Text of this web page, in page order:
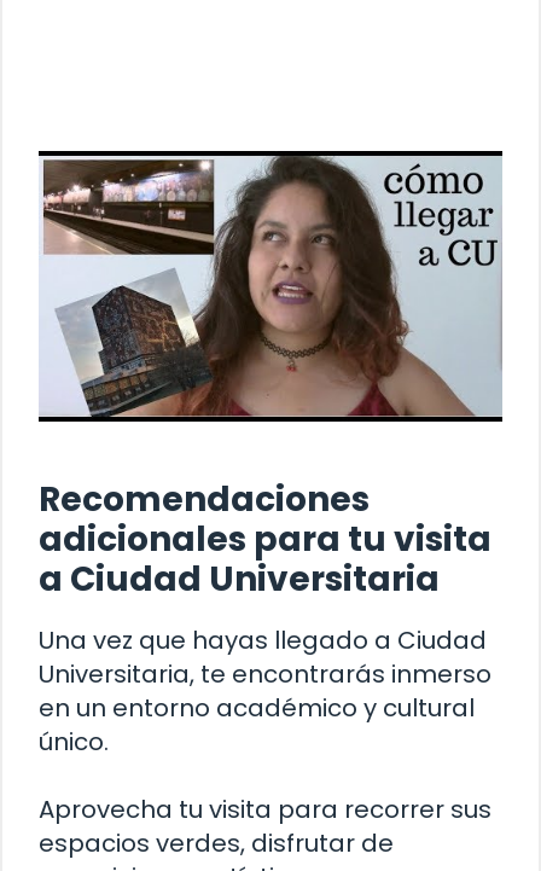
Recomendaciones
adicionales para tu visita
a Ciudad Universitaria
Una vez que hayas llegado a Ciudad
Universitaria, te encontrarás inmerso
en un entorno académico y cultural
único.
Aprovecha tu visita para recorrer sus
espacios verdes, disfrutar de